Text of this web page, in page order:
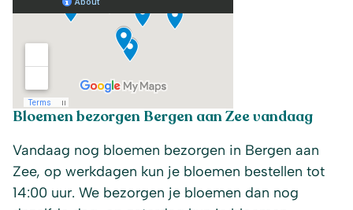
Bloemen bezorgen Bergen aan Zee vandaag
Vandaag nog bloemen bezorgen in Bergen aan
Zee, op werkdagen kun je bloemen bestellen tot
14:00 uur. We bezorgen je bloemen dan nog